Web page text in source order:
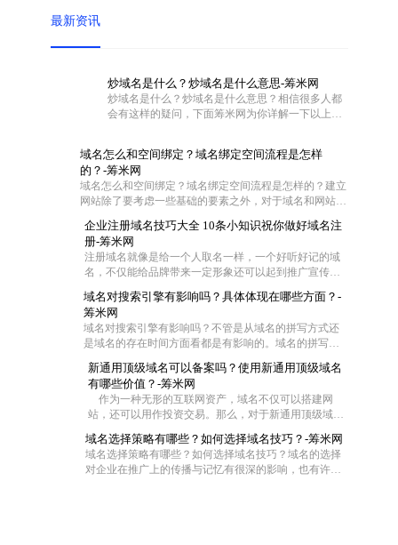
最新资讯
炒域名是什么？炒域名是什么意思-筹米网
炒域名是什么？炒域名是什么意思？相信很多人都
会有这样的疑问，下面筹米网为你详解一下以上问
域名怎么和空间绑定？域名绑定空间流程是怎样
的？-筹米网
域名怎么和空间绑定？域名绑定空间流程是怎样的？建立
网站除了要考虑一些基础的要素之外，对于域名和网站空
么联系在一起呢?一般都是通过域名解析把域名指向空间
IP，让用户可以通过域名访问网站空间。那么网站域名如
何绑定空间？下面筹米网小编就带大家去看看域名怎么和
空间绑定和域名绑定空间流程是怎样的。
企业注册域名技巧大全 10条小知识祝你做好域名注
册-筹米网
注册域名就像是给一个人取名一样，一个好听好记的域
名，不仅能给品牌带来一定形象还可以起到推广宣传的
大，那么作为一家企业怎么去注册域名成了企业的难
题，今天筹米就给大家一些小妙招！帮你选择适合的好
域名：
域名对搜索引擎有影响吗？具体体现在哪些方面？-
筹米网
域名对搜索引擎有影响吗？不管是从域名的拼写方式还
是域名的存在时间方面看都是有影响的。域名的拼写是
且一般来说域名时间越长对优化越有帮助，但是在用老
域名时，要注意域名是否被K这样是对SEO不利。当然还
有其他一些影响
新通用顶级域名可以备案吗？使用新通用顶级域名
有哪些价值？-筹米网
作为一种无形的互联网资产，域名不仅可以搭建网
站，还可以用作投资交易。那么，对于新通用顶级域
下，新通用顶级域名可以备案吗？使用新通用顶级域名
有哪些价值？
域名选择策略有哪些？如何选择域名技巧？-筹米网
域名选择策略有哪些？如何选择域名技巧？域名的选择
对企业在推广上的传播与记忆有很深的影响，也有许多